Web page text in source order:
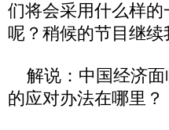
们将会采用什么样
呢？稍候的节目继续
解说：中国经济面
的应对办法在哪里